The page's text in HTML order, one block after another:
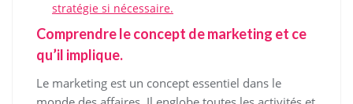
stratégie si nécessaire.
Comprendre le concept de marketing et ce
qu’il implique.
Le marketing est un concept essentiel dans le